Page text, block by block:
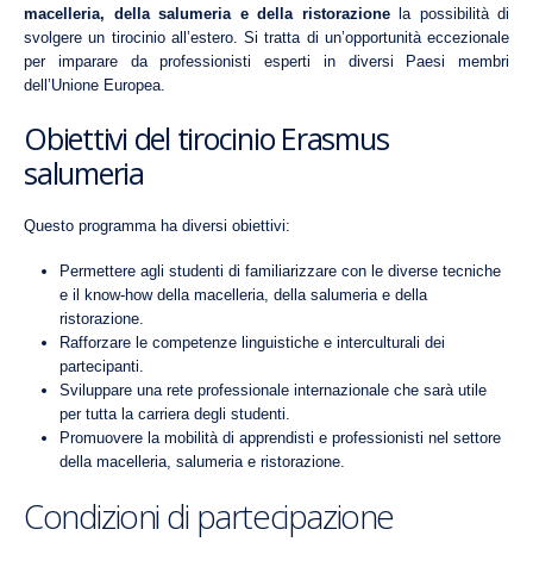
macelleria, della salumeria e della ristorazionela possibilità di
svolgere un tirocinio all’estero. Si tratta di un’opportunità eccezionale
per imparare da professionisti esperti in diversi Paesi membri
dell’Unione Europea.
Obiettivi del tirocinio Erasmus
salumeria
Questo programma ha diversi obiettivi:
Permettere agli studenti di familiarizzare con le diverse tecniche
e il know-how della macelleria, della salumeria e della
ristorazione.
Rafforzare le competenze linguistiche e interculturali dei
partecipanti.
Sviluppare una rete professionale internazionale che sarà utile
per tutta la carriera degli studenti.
Promuovere la mobilità di apprendisti e professionisti nel settore
della macelleria, salumeria e ristorazione.
Condizioni di partecipazione